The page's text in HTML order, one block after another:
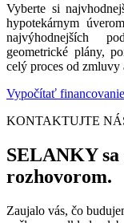
Vyberte si
hypotekárnym
najvýhodnejších
geometrické plány,
celý proces od
Vypočítať financovanie
KONTAKTUJTE
SELANKY sa
rozhovorom.
Zaujalo vás, čo